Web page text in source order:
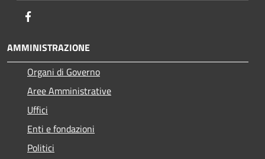
AMMINISTRAZIONE
Organi di Governo
Aree Amministrative
Uffici
Enti e fondazioni
Politici